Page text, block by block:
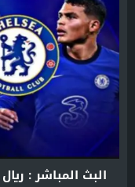
البث المباشر :